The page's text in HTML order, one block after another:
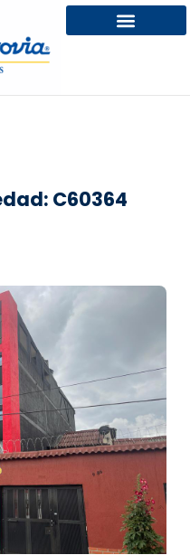
C60364